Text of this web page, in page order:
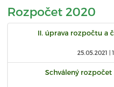
Rozpočet 2020
II. úprava rozpočtu a
25.05.2021 |
Schválený